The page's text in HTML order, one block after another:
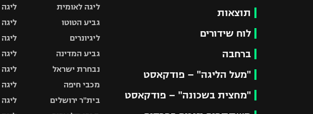
תוצאות
לוח שידורים
ברחבה
"מעל הליגה" – פודקאסט
"מחצית בשכונה" – פודקאסט
ליגה לאומית
גביע הטוטו
ליגיונרים
גביע המדינה
נבחרת ישראל
מכבי חיפה
בית"ר ירושלים